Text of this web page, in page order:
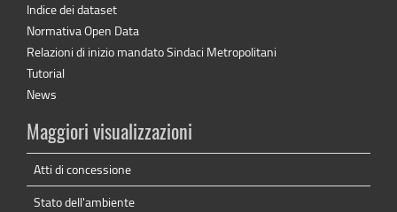
Indice dei dataset
Normativa Open Data
Relazioni di inizio mandato Sindaci Metropolitani
Tutorial
News
Maggiori visualizzazioni
Atti di concessione
Stato dell'ambiente